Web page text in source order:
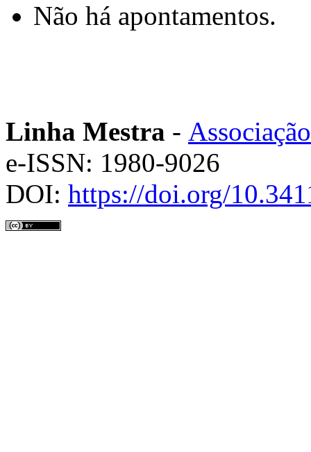
Não há apontamentos.
Linha Mestra -
e-ISSN: 1980-9026
DOI: https://doi.org/